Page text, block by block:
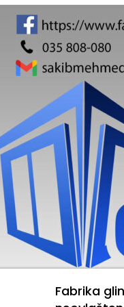
Fabrika